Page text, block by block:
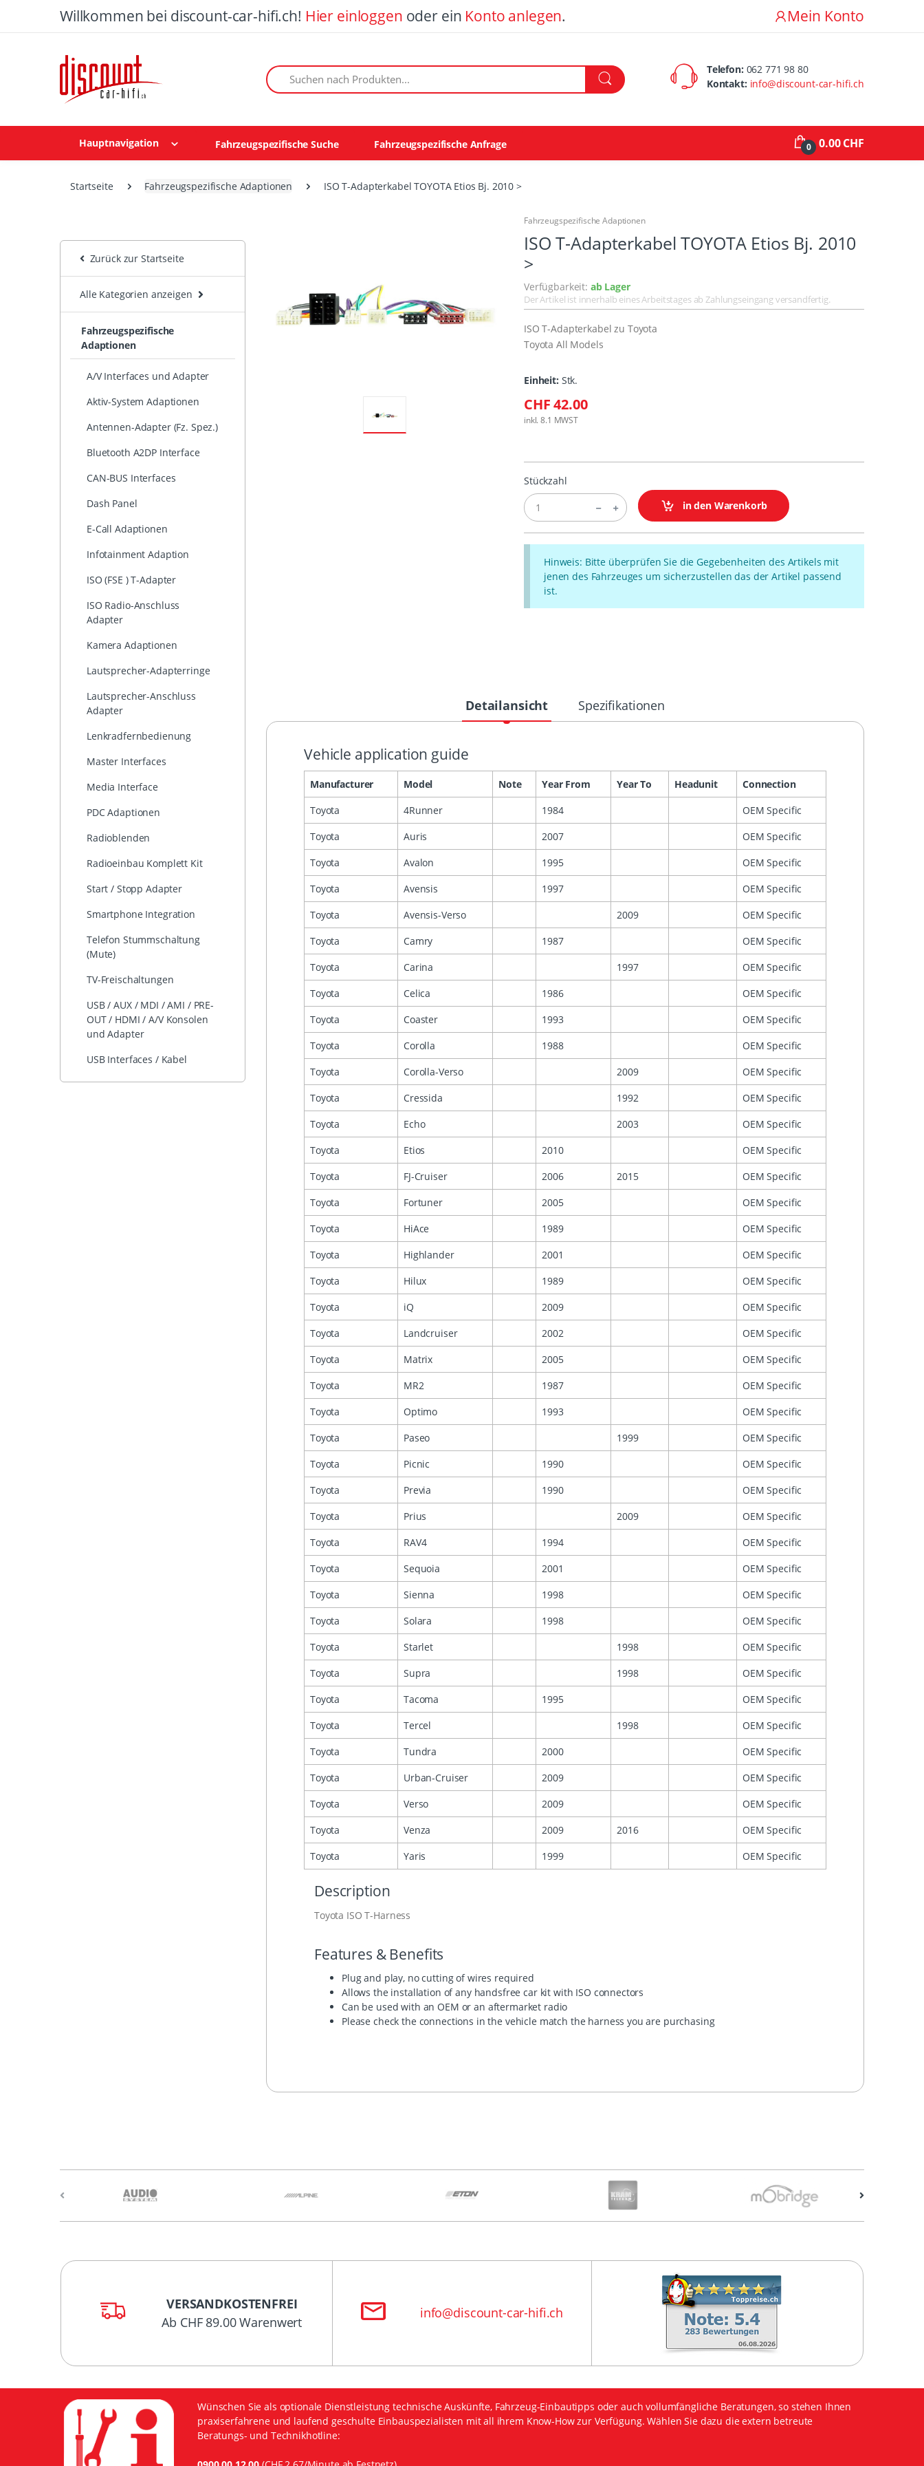
Willkommen bei discount-car-hifi.ch! Hier einloggen oder ein Konto anlegen. Mein Konto
Suchen nach Produkten: Telefon: 062 771 98 80
Kontakt: info@discount-car-hifi.ch
Hauptnavigation Fahrzeugspezifische Suche Fahrzeugspezifische Anfrage 0 0.00 CHF
Startseite Fahrzeugspezifische Adaptionen ISO T-Adapterkabel TOYOTA Etios Bj. 2010 >
Zurück zur Startseite
Alle Kategorien anzeigen
Fahrzeugspezifische
Adaptionen
A/V Interfaces und Adapter
Aktiv-System Adaptionen
Antennen-Adapter (Fz. Spez.)
Bluetooth A2DP Interface
CAN-BUS Interfaces
Dash Panel
E-Call Adaptionen
Infotainment Adaption
ISO (FSE ) T-Adapter
ISO Radio-Anschluss
Adapter
Kamera Adaptionen
Lautsprecher-Adapterringe
Lautsprecher-Anschluss
Adapter
Lenkradfernbedienung
Master Interfaces
Media Interface
PDC Adaptionen
Radioblenden
Radioeinbau Komplett Kit
Start / Stopp Adapter
Smartphone Integration
Telefon Stummschaltung
(Mute)
TV-Freischaltungen
USB / AUX / MDI / AMI / PRE-
OUT / HDMI / A/V Konsolen
und Adapter
USB Interfaces / Kabel
Fahrzeugspezifische Adaptionen
ISO T-Adapterkabel TOYOTA Etios Bj. 2010
>
Verfügbarkeit: ab Lager
Der Artikel ist innerhalb eines Arbeitstages ab Zahlungseingang versandfertig.
ISO T-Adapterkabel zu Toyota
Toyota All Models
Einheit: Stk.
CHF 42.00
inkl. 8.1 MWST
Stückzahl
in den Warenkorb
Hinweis: Bitte überprüfen Sie die Gegebenheiten des Artikels mit
jenen des Fahrzeuges um sicherzustellen das der Artikel passend
ist.
Detailansicht Spezifikationen
Vehicle application guide
Manufacturer Model Note Year From Year To Headunit
Connection
Toyota
4Runner 1984
OEM Specific
Toyota
Auris 2007
OEM Specific
Toyota
Avalon 1995
OEM Specific
Toyota
Avensis 1997
OEM Specific
Toyota
Avensis-Verso 2009
OEM Specific
Toyota
Camry 1987
OEM Specific
Toyota
Carina 1997
OEM Specific
Toyota
Celica 1986
OEM Specific
Toyota
Coaster 1993
OEM Specific
Toyota
Corolla 1988
OEM Specific
Toyota
Corolla-Verso 2009
OEM Specific
Toyota
Cressida 1992
OEM Specific
Toyota
Echo 2003
OEM Specific
Toyota
Etios 2010
OEM Specific
Toyota
FJ-Cruiser 2006 2015
OEM Specific
Toyota
Fortuner 2005
OEM Specific
Toyota
HiAce 1989
OEM Specific
Toyota
Highlander 2001
OEM Specific
Toyota
Hilux 1989
OEM Specific
Toyota
iQ 2009
OEM Specific
Toyota
Landcruiser 2002
OEM Specific
Toyota
Matrix 2005
OEM Specific
Toyota
MR2 1987
OEM Specific
Toyota
Optimo 1993
OEM Specific
Toyota
Paseo 1999
OEM Specific
Toyota
Picnic 1990
OEM Specific
Toyota
Previa 1990
OEM Specific
Toyota
Prius 2009
OEM Specific
Toyota
RAV4 1994
OEM Specific
Toyota
Sequoia 2001
OEM Specific
Toyota
Sienna 1998
OEM Specific
Toyota
Solara 1998
OEM Specific
Toyota
Starlet 1998
OEM Specific
Toyota
Supra 1998
OEM Specific
Toyota
Tacoma 1995
OEM Specific
Toyota
Tercel 1998
OEM Specific
Toyota
Tundra 2000
OEM Specific
Toyota
Urban-Cruiser 2009
OEM Specific
Toyota
Verso 2009
OEM Specific
Toyota
Venza 2009 2016
OEM Specific
Toyota
Yaris 1999 OEM Specific
Description
Toyota ISO T-Harness
Features & Benefits
Plug and play, no cutting of wires required
Allows the installation of any handsfree car kit with ISO connectors
Can be used with an OEM or an aftermarket radio
Please check the connections in the vehicle match the harness you are purchasing
VERSANDKOSTENFREI
Ab CHF 89.00 Warenwert
info@discount-car-hifi.ch
Wünschen Sie als optionale Dienstleistung technische Auskünfte, Fahrzeug-Einbautipps oder auch vollumfängliche Beratungen, so stehen Ihnen
praxiserfahrene und laufend geschulte Einbauspezialisten mit all ihrem Know-How zur Verfügung. Wählen Sie dazu die extern betreute
Beratungs- und Technikhotline: